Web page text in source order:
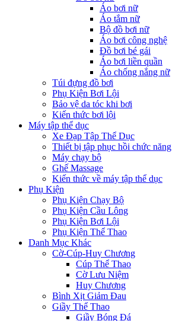
Áo bơi nữ
Áo tắm nữ
Bộ đồ bơi nữ
Áo bơi công nghệ
Đồ bơi bé gái
Áo bơi liền quần
Áo chống nắng nữ
Túi đựng đồ bơi
Phụ Kiện Bơi Lội
Bảo vệ da tóc khi bơi
Kiến thức bơi lội
Máy tập thể dục
Xe Đạp Tập Thể Dục
Thiết bị tập phục hồi chức năng
Máy chạy bộ
Ghế Massage
Kiến thức về máy tập thể dục
Phụ Kiện
Phụ Kiện Chạy Bộ
Phụ Kiện Cầu Lông
Phụ Kiện Bơi Lội
Phụ Kiện Thể Thao
Danh Mục Khác
Cờ-Cúp-Huy Chương
Cúp Thể Thao
Cờ Lưu Niệm
Huy Chương
Bình Xịt Giảm Đau
Giầy Thể Thao
Giầy Bóng Đá